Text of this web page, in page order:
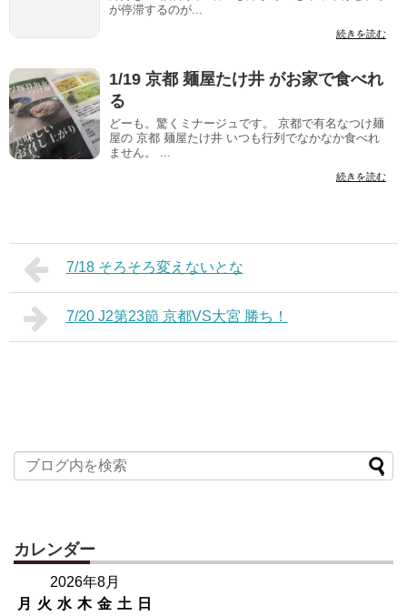
が停滞するのが...
続きを読む
1/19 京都 麺屋たけ井 がお家で食べれ
る
どーも。驚くミナージュです。 京都で有名なつけ麺
屋の 京都 麺屋たけ井 いつも行列でなかなか食べれ
ません。 ...
続きを読む
7/18 そろそろ変えないとな
7/20 J2第23節 京都VS大宮 勝ち！
カレンダー
2026年8月
月
火 水 木 金 土 日